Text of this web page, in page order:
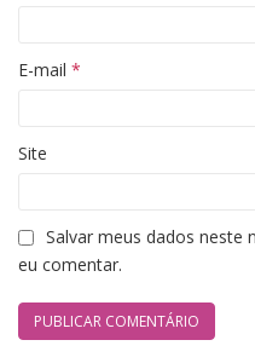
E-mail *
Site
Salvar meus dados neste
eu comentar.